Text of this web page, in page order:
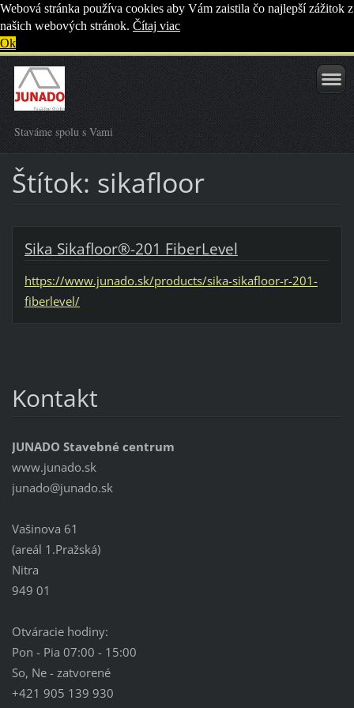
Webová stránka používa cookies aby Vám zaistila čo najlepší zážitok z
našich webových stránok. Čítaj viac
Ok
Staváme spolu s Vami
Štítok: sikafloor
Sika Sikafloor®-201 FiberLevel
https://www.junado.sk/products/sika-sikafloor-r-201-
fiberlevel/
Kontakt
JUNADO Stavebné centrum
www.junado.sk
junado@junado.sk
Vašinova 61
(areál 1.Pražská)
Nitra
949 01
Otváracie hodiny:
Pon - Pia 07:00 - 15:00
So, Ne - zatvorené
+421 905 139 930